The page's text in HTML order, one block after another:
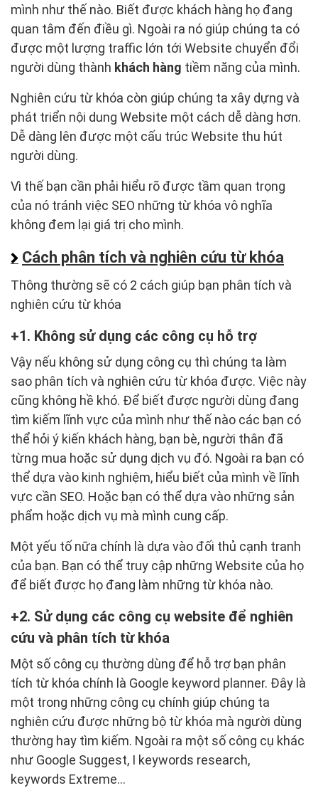
mình như thế nào. Biết được khách hàng họ đang
quan tâm đến điều gì. Ngoài ra nó giúp chúng ta có
được một lượng traffic lớn tới Website chuyển đổi
người dùng thành khách hàng tiềm năng của mình.
Nghiên cứu từ khóa còn giúp chúng ta xây dựng và
phát triển nội dung Website một cách dễ dàng hơn.
Dễ dàng lên được một cấu trúc Website thu hút
người dùng.
Vì thế bạn cần phải hiểu rõ được tầm quan trọng
của nó tránh việc SEO những từ khóa vô nghĩa
không đem lại giá trị cho mình.
Cách phân tích và nghiên cứu từ khóa
Thông thường sẽ có 2 cách giúp bạn phân tích và
nghiên cứu từ khóa
1. Không sử dụng các công cụ hỗ trợ
Vậy nếu không sử dụng công cụ thì chúng ta làm
sao phân tích và nghiên cứu từ khóa được. Việc này
cũng không hề khó. Để biết được người dùng đang
tìm kiếm lĩnh vực của mình như thế nào các bạn có
thể hỏi ý kiến khách hàng, bạn bè, người thân đã
từng mua hoặc sử dụng dịch vụ đó. Ngoài ra bạn có
thể dựa vào kinh nghiệm, hiểu biết của mình về lĩnh
vực cần SEO. Hoặc bạn có thể dựa vào những sản
phẩm hoặc dịch vụ mà mình cung cấp.
Một yếu tố nữa chính là dựa vào đối thủ cạnh tranh
của bạn. Bạn có thể truy cập những Website của họ
để biết được họ đang làm những từ khóa nào.
2. Sử dụng các công cụ website để nghiên
cứu và phân tích từ khóa
Một số công cụ thường dùng để hỗ trợ bạn phân
tích từ khóa chính là Google keyword planner. Đây là
một trong những công cụ chính giúp chúng ta
nghiên cứu được những bộ từ khóa mà người dùng
thường hay tìm kiếm. Ngoài ra một số công cụ khác
như Google Suggest, I keywords research,
keywords Extreme…